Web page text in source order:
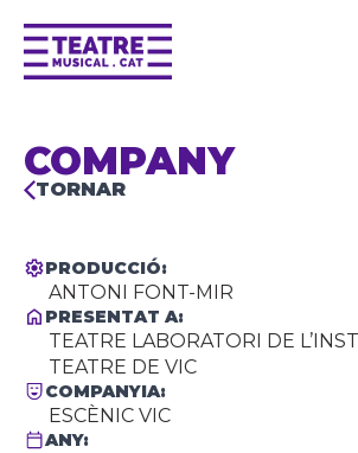
COMPANY
TORNAR
PRODUCCIÓ:
ANTONI FONT-MIR
PRESENTAT A:
TEATRE LABORATORI DE
TEATRE DE VIC
COMPANYIA:
ESCÈNIC VIC
ANY: